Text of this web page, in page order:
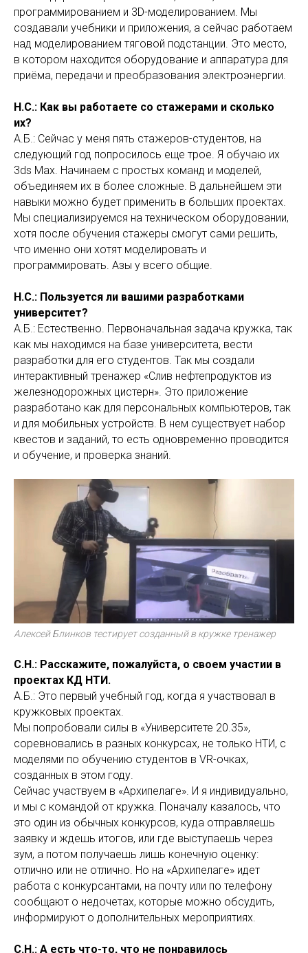
программированием и 3D-моделированием. Мы
создавали учебники и приложения, а сейчас работаем
над моделированием тяговой подстанции. Это место,
в котором находится оборудование и аппаратура для
приёма, передачи и преобразования электроэнергии.
Н.С.: Как вы работаете со стажерами и сколько
их?
А.Б.: Сейчас у меня пять стажеров-студентов, на
следующий год попросилось еще трое. Я обучаю их
3ds Max. Начинаем с простых команд и моделей,
объединяем их в более сложные. В дальнейшем эти
навыки можно будет применить в больших проектах.
Мы специализируемся на техническом оборудовании,
хотя после обучения стажеры смогут сами решить,
что именно они хотят моделировать и
программировать. Азы у всего общие.
Н.С.: Пользуется ли вашими разработками
университет?
А.Б.: Естественно. Первоначальная задача кружка, так
как мы находимся на базе университета, вести
разработки для его студентов. Так мы создали
интерактивный тренажер «Слив нефтепродуктов из
железнодорожных цистерн». Это приложение
разработано как для персональных компьютеров, так
и для мобильных устройств. В нем существует набор
квестов и заданий, то есть одновременно проводится
и обучение, и проверка знаний.
Алексей Блинков тестирует созданный в кружке тренажер
С.Н.: Расскажите, пожалуйста, о своем участии в
проектах КД НТИ.
А.Б.: Это первый учебный год, когда я участвовал в
кружковых проектах.
Мы попробовали силы в «Университете 20.35»,
соревновались в разных конкурсах, не только НТИ, с
моделями по обучению студентов в VR-очках,
созданных в этом году.
Сейчас участвуем в «Архипелаге». И я индивидуально,
и мы с командой от кружка. Поначалу казалось, что
это один из обычных конкурсов, куда отправляешь
заявку и ждешь итогов, или где выступаешь через
зум, а потом получаешь лишь конечную оценку:
отлично или не отлично. Но на «Архипелаге» идет
работа с конкурсантами, на почту или по телефону
сообщают о недочетах, которые можно обсудить,
информируют о дополнительных мероприятиях.
С.Н.: А есть что-то, что не понравилось